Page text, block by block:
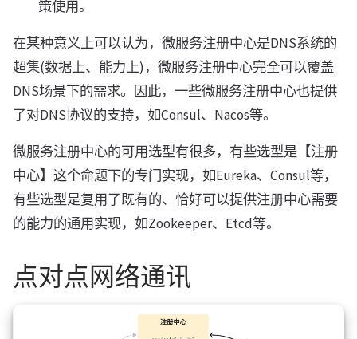
策使用。
在某种意义上可以认为，微服务注册中心是DNS系统的
超集(数据上、能力上)，微服务注册中心完全可以覆盖
DNS场景下的需求。因此，一些微服务注册中心也提供
了对DNS协议的支持，如Consul、Nacos等。
微服务注册中心的可用选型有很多，有些选型是【注册
中心】这个命题下的专门实现，如Eureka、Consul等，
有些选型是复用了既有的、恰好可以提供注册中心需要
的能力的通用实现，如Zookeeper、Etcd等。
点对点网络通讯